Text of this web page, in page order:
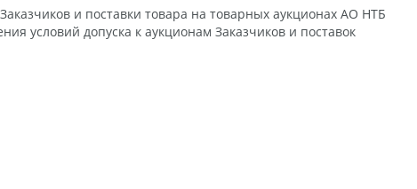
и поставки товара на товарных аукционах АО НТБ
условий допуска к аукционам Заказчиков и поставок